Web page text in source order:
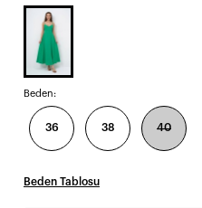
Beden:
36 38 40
Beden Tablosu